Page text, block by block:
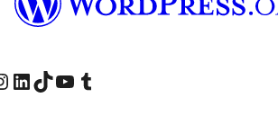
page
our Instagram account
Visit our LinkedIn account
Visit our TikTok account
Visit our YouTube channel
Visit our Tumblr account